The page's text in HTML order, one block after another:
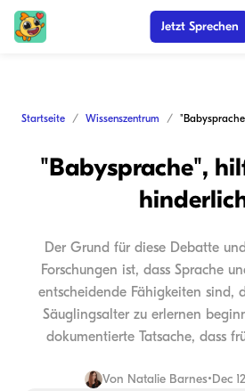
Jetzt Sprechen
Startseite Wissenszentrum
"Babysprache",
Der Grund für diese Debatte
Forschungen ist, dass Sprache
entscheidende Fähigkeiten sind,
Säuglingsalter zu erlernen
dokumentierte Tatsache, dass
Von Natalie Barnes•Dec